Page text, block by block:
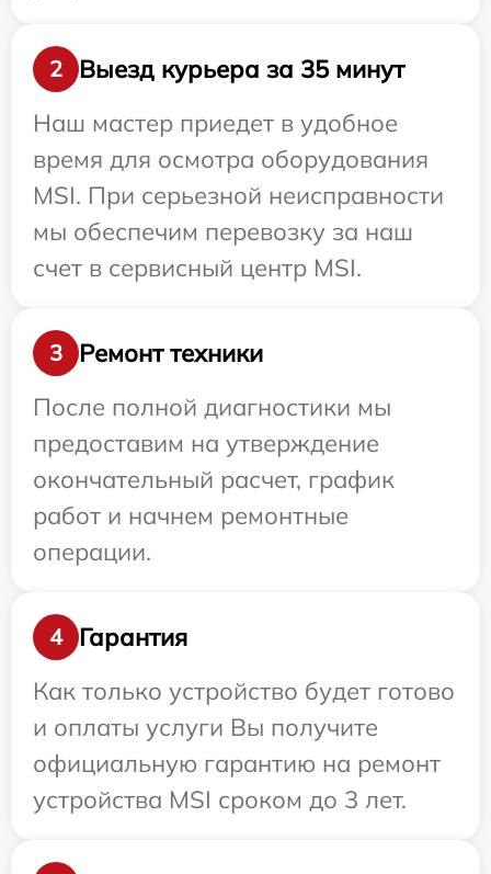
2
Выезд курьера за 35 минут
Наш мастер приедет в удобное
время для осмотра оборудования
MSI. При серьезной неисправности
мы обеспечим перевозку за наш
счет в сервисный центр MSI.
3
Ремонт техники
После полной диагностики мы
предоставим на утверждение
окончательный расчет, график
работ и начнем ремонтные
операции.
4
Гарантия
Как только устройство будет готово
и оплаты услуги Вы получите
официальную гарантию на ремонт
устройства MSI сроком до 3 лет.